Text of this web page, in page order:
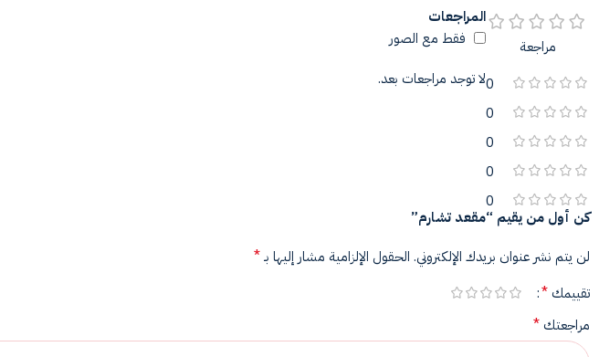
مراجعة
0
0
0
0
0
المراجعات
فقط مع الصور
لا توجد مراجعات بعد.
كن أول من يقيم “مقعد تشارم”
لن يتم نشر عنوان بريدك الإلكتروني. الحقول الإلزامية مشار إليها بـ*
تقييمك *
مراجعتك *